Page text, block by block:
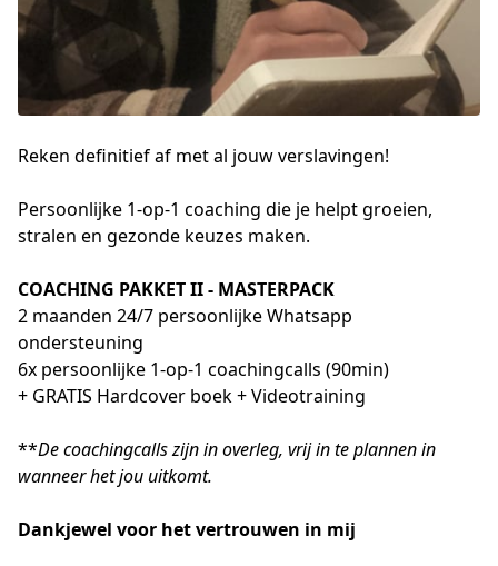
Reken definitief af met al jouw verslavingen!
Persoonlijke 1-op-1 coaching die je helpt groeien,
stralen en gezonde keuzes maken.
COACHING PAKKET II - MASTERPACK
2 maanden 24/7 persoonlijke Whatsapp
ondersteuning
6x persoonlijke 1-op-1 coachingcalls (90min)
+ GRATIS Hardcover boek + Videotraining
**De coachingcalls zijn in overleg, vrij in te plannen in
wanneer het jou uitkomt.
Dankjewel voor het vertrouwen in mij